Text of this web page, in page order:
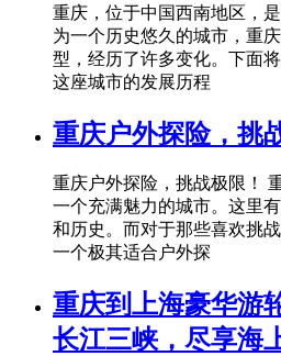
重庆，位于中国西南地区，
为一个历史悠久的城市，重
型，经历了许多变化。下面
这座城市的发展历程
重庆户外探险，挑
重庆户外探险，挑战极限！
一个充满魅力的城市。这里
和历史。而对于那些喜欢挑
一个极其适合户外探
重庆到上海豪华游
长江三峡，尽享海